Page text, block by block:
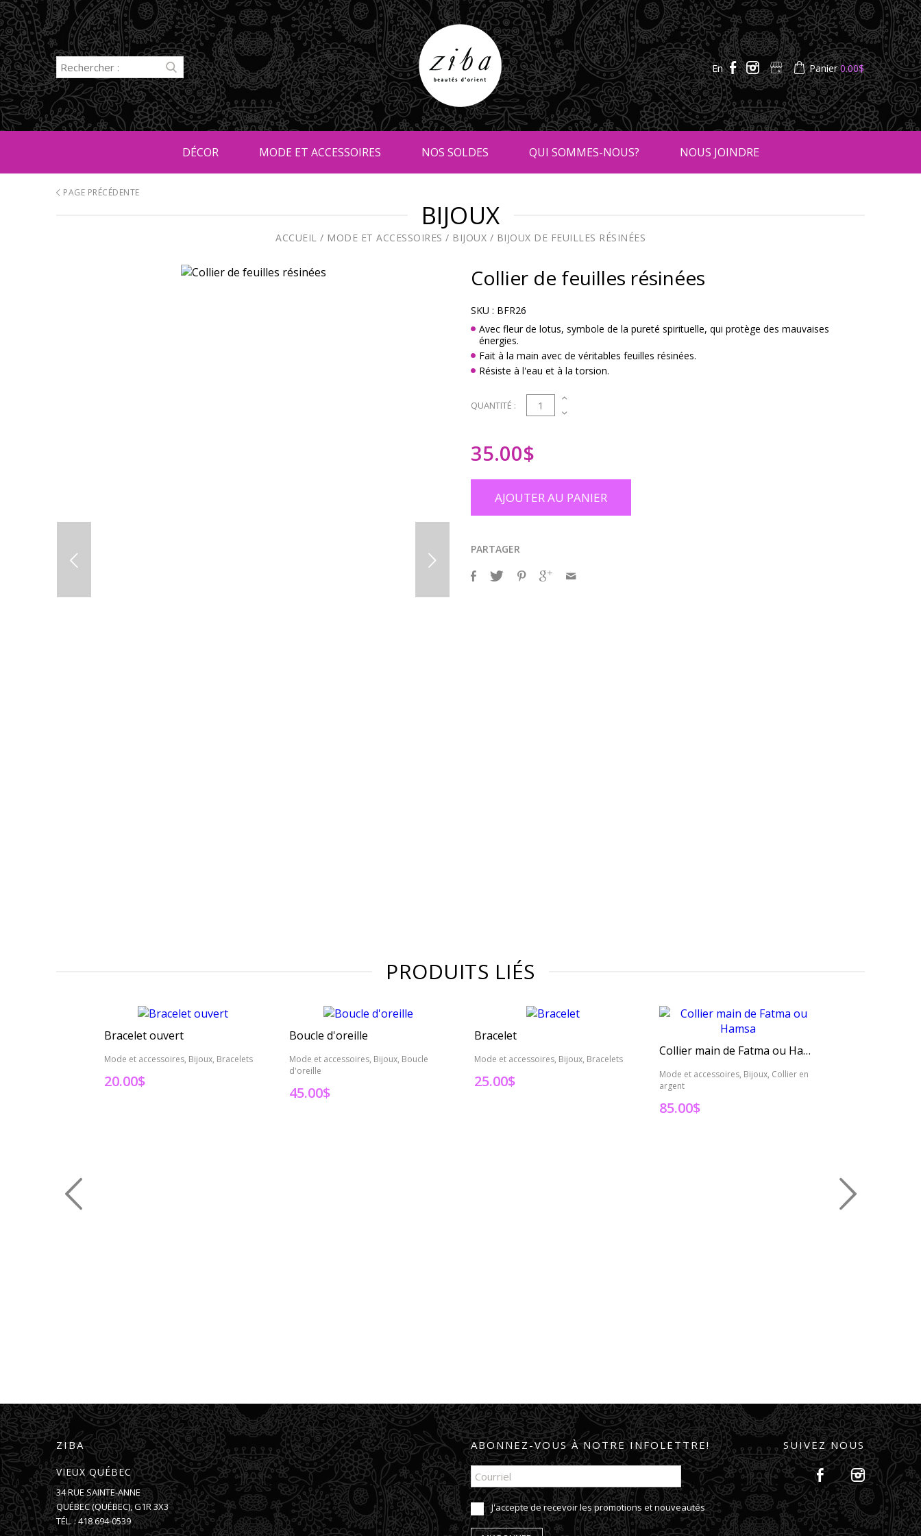
En Panier0.00$
DÉCOR MODE ET ACCESSOIRES NOS SOLDES QUI SOMMES-NOUS? NOUS JOINDRE
PAGE PRÉCÉDENTE
BIJOUX
ACCUEIL / MODE ET ACCESSOIRES / BIJOUX / BIJOUX DE FEUILLES RÉSINÉES
Collier de feuilles résinées
SKU : BFR26
Avec fleur de lotus, symbole de la pureté spirituelle, qui protège des mauvaises
énergies.
Fait à la main avec de véritables feuilles résinées.
Résiste à l'eau et à la torsion.
QUANTITÉ : 1
35.00$
AJOUTER AU PANIER
PARTAGER
PRODUITS LIÉS
Bracelet ouvert
Mode et accessoires, Bijoux, Bracelets
20.00$
Boucle d'oreille
Mode et accessoires, Bijoux, Boucle
d'oreille
45.00$
Bracelet
Mode et accessoires, Bijoux, Bracelets
25.00$
Collier main de Fatma ou Hamsa
Mode et accessoires, Bijoux, Collier en
argent
85.00$
ZIBA
VIEUX QUÉBEC
34 RUE SAINTE-ANNE
QUÉBEC(QUÉBEC),G1R 3X3
TÉL. :418 694-0539
ABONNEZ-VOUS À NOTRE INFOLETTRE!
J'accepte de recevoir les promotions et nouveautés
SUIVEZ NOUS